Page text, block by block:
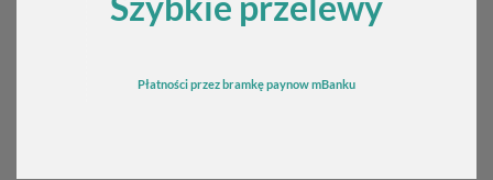
Płatności przez bramkępaynow mBanku